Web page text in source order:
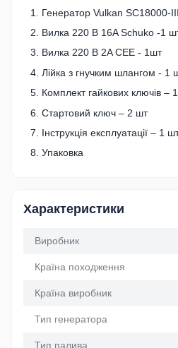
Генератор Vulkan SC18000-
Вилка 220 В 16A Schuko -1
Вилка 220 В 2A CEE - 1шт
Лійка з гнучким шлангом - 1
Комплект гайкових ключів –
Стартовий ключ – 2 шт
Інструкція експлуатації – 1
Упаковка
Характеристики
Виробник
Країна походження
Країна виробник
Тип генератора
Тип палива